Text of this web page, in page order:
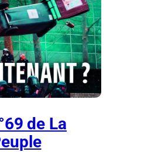
de La